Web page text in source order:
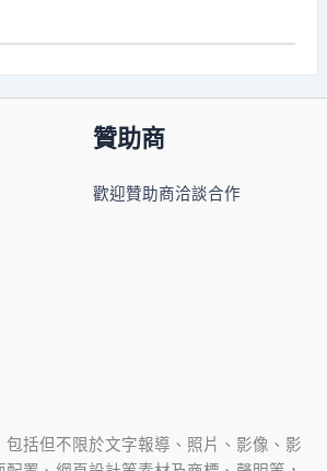
贊助商
歡迎贊助商洽談合作
包括但不限於文字報導、照片、影像、影